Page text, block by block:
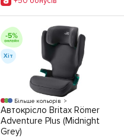
Хіт
Більше кольорів
Автокрісло Britax Römer
Adventure Plus (Midnight
Grey)